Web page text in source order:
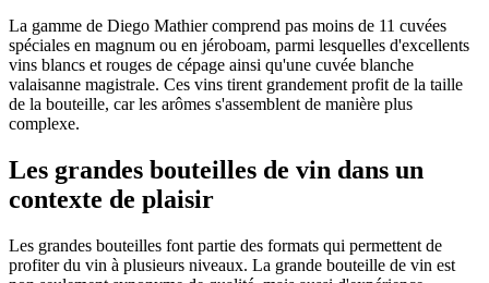
La gamme de Diego Mathier comprend pas moins de 11 cuvées
spéciales en magnum ou en jéroboam, parmi lesquelles d'excellents
vins blancs et rouges de cépage ainsi qu'une cuvée blanche
valaisanne magistrale. Ces vins tirent grandement profit de la taille
de la bouteille, car les arômes s'assemblent de manière plus
complexe.
Les grandes bouteilles de vin dans un
contexte de plaisir
Les grandes bouteilles font partie des formats qui permettent de
profiter du vin à plusieurs niveaux. La grande bouteille de vin est